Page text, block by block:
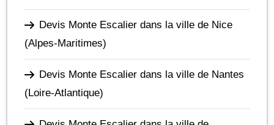
Devis Monte Escalier dans la ville de Nice
(Alpes-Maritimes)
Devis Monte Escalier dans la ville de Nantes
(Loire-Atlantique)